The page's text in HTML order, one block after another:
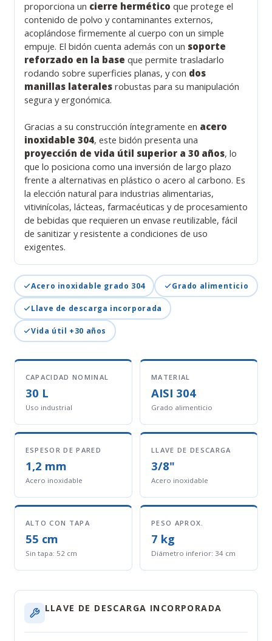
proporciona un cierre hermético que protege el
contenido de polvo y contaminantes externos,
acoplándose firmemente al cuerpo con un simple
empuje. El bidón cuenta además con un soporte
reforzado en la base que permite trasladarlo
rodando sobre superficies planas, y con dos
manillas lateralesrobustas para su manipulación
segura y ergonómica.
Gracias a su construcción íntegramente en acero
inoxidable 304, este bidón presenta una
proyección de vida útil superior a 30 años, lo
que lo posiciona como una inversión de largo plazo
frente a alternativas en plástico o acero al carbono. Es
la elección natural para industrias alimentarias,
vitivinícolas, lácteas, farmacéuticas y de procesamiento
de bebidas que requieren un envase reutilizable, fácil
de sanitizar y resistente a condiciones de uso
exigentes.
Acero inoxidable grado 304 Grado alimenticio
Llave de descarga incorporada
Vida útil +30 años
CAPACIDAD NOMINAL
30 L
Uso industrial
MATERIAL
AISI 304
Grado alimenticio
ESPESOR DE PARED
1,2 mm
Acero inoxidable
LLAVE DE DESCARGA
3/8"
Acero inoxidable
ALTO CON TAPA
55 cm
Sin tapa: 52 cm
PESO APROX.
7 kg
Diámetro inferior: 34 cm
LLAVE DE DESCARGA INCORPORADA